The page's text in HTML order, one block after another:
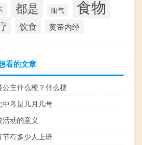
都是 阳气 食物
饮食 黄帝内经
看的文章
公主什么梗？什么梗
中考是几月几号
活动的意义
节有多少人上班